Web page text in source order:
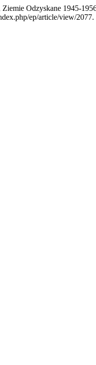
Ziemie Odzyskane 1945-
ep/article/view/2077.